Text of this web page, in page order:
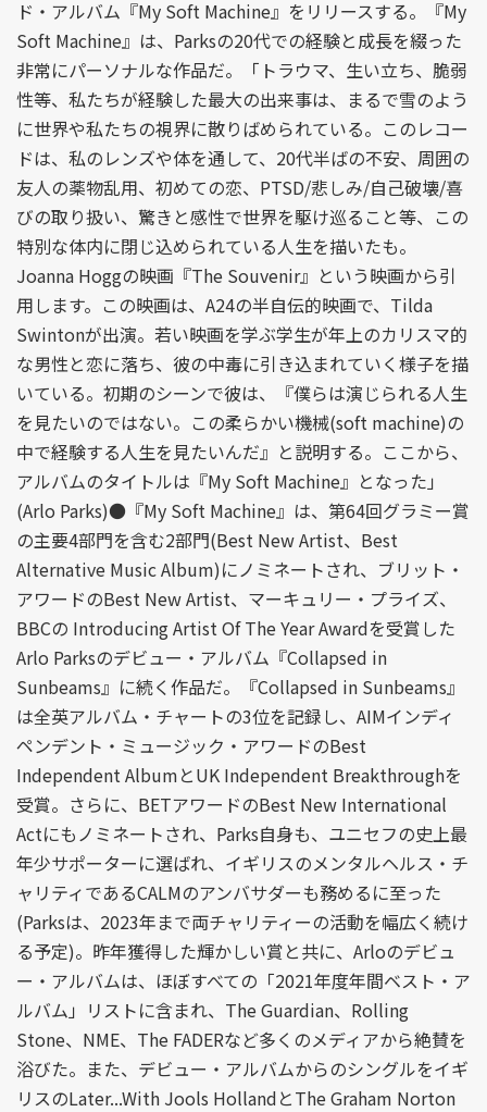
ド・アルバム『My Soft Machine』をリリースする。『My
Soft Machine』は、Parksの20代での経験と成長を綴った
非常にパーソナルな作品だ。「トラウマ、生い立ち、脆弱
性等、私たちが経験した最大の出来事は、まるで雪のよう
に世界や私たちの視界に散りばめられている。このレコー
ドは、私のレンズや体を通して、20代半ばの不安、周囲の
友人の薬物乱用、初めての恋、PTSD/悲しみ/自己破壊/喜
びの取り扱い、驚きと感性で世界を駆け巡ること等、この
特別な体内に閉じ込められている人生を描いたも。
Joanna Hoggの映画『The Souvenir』という映画から引
用します。この映画は、A24の半自伝的映画で、Tilda
Swintonが出演。若い映画を学ぶ学生が年上のカリスマ的
な男性と恋に落ち、彼の中毒に引き込まれていく様子を描
いている。初期のシーンで彼は、『僕らは演じられる人生
を見たいのではない。この柔らかい機械(soft machine)の
中で経験する人生を見たいんだ』と説明する。ここから、
アルバムのタイトルは『My Soft Machine』となった」
(Arlo Parks)●『My Soft Machine』は、第64回グラミー賞
の主要4部門を含む2部門(Best New Artist、Best
Alternative Music Album)にノミネートされ、ブリット・
アワードのBest New Artist、マーキュリー・プライズ、
BBCの Introducing Artist Of The Year Awardを受賞した
Arlo Parksのデビュー・アルバム『Collapsed in
Sunbeams』に続く作品だ。『Collapsed in Sunbeams』
は全英アルバム・チャートの3位を記録し、AIMインディ
ペンデント・ミュージック・アワードのBest
Independent AlbumとUK Independent Breakthroughを
受賞。さらに、BETアワードのBest New International
Actにもノミネートされ、Parks自身も、ユニセフの史上最
年少サポーターに選ばれ、イギリスのメンタルヘルス・チ
ャリティであるCALMのアンバサダーも務めるに至った
(Parksは、2023年まで両チャリティーの活動を幅広く続け
る予定)。昨年獲得した輝かしい賞と共に、Arloのデビュ
ー・アルバムは、ほぼすべての「2021年度年間ベスト・ア
ルバム」リストに含まれ、The Guardian、Rolling
Stone、NME、The FADERなど多くのメディアから絶賛を
浴びた。また、デビュー・アルバムからのシングルをイギ
リスのLater...With Jools HollandとThe Graham Norton